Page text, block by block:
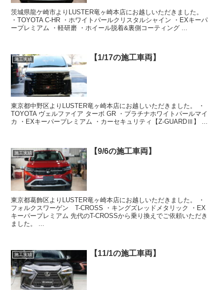
茨城県龍ケ崎市よりLUSTER竜ヶ崎本店にお越しいただきました。
・TOYOTA C-HR ・ホワイトパールクリスタルシャイン ・EXキーパ
ープレミアム ・軽研磨 ・ホイール脱着&裏側コーティング ...
施工実績 【1/17の施工車両】
東京都中野区よりLUSTER竜ヶ崎本店にお越しいただきました。 ・
TOYOTA ヴェルファイア ターボ GR ・プラチナホワイトパールマイ
カ ・EXキーパープレミアム ・カーセキュリティ【Z-GUARDⅢ】 ...
施工実績 【9/6の施工車両】
東京都葛飾区よりLUSTER竜ヶ崎本店にお越しいただきました。 ・
フォルクスワーゲン T-CROSS ・キングズレッドメタリック ・EX
キーパープレミアム 先代のT-CROSSから乗り換えでご依頼いただき
ました。 ...
施工実績 【11/1の施工車両】